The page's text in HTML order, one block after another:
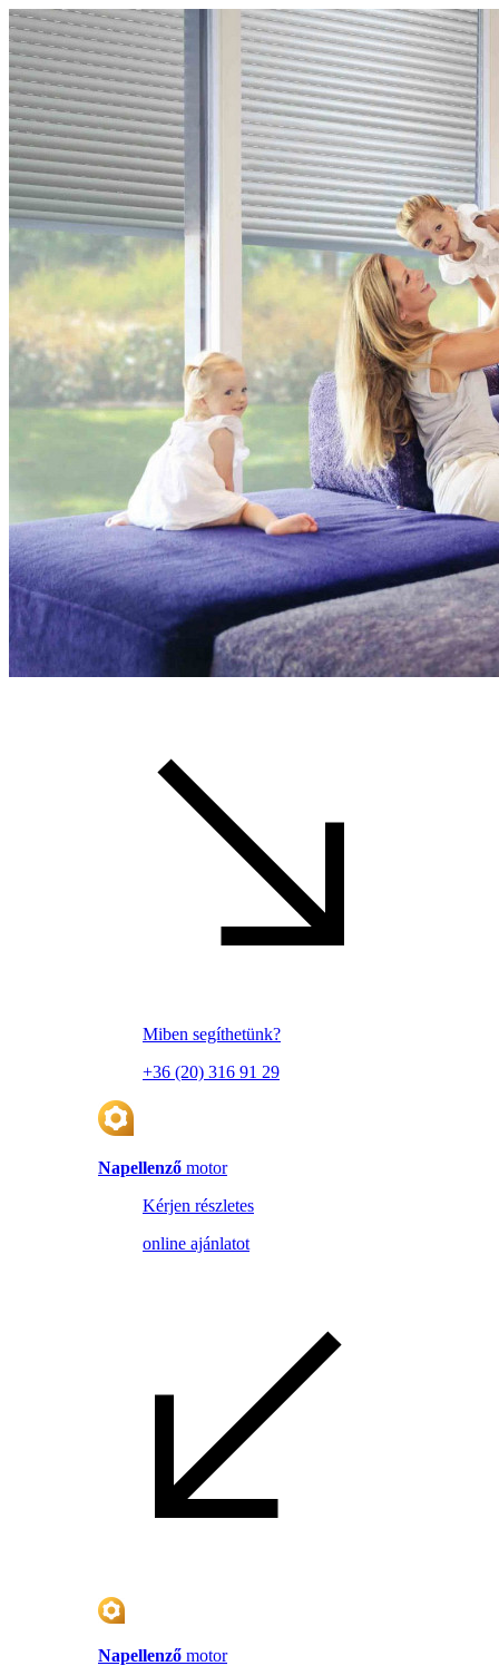
Miben segíthetünk?
+36 (20) 316 91 29
Napellenző motor
Kérjen részletes
online ajánlatot
Napellenző motor